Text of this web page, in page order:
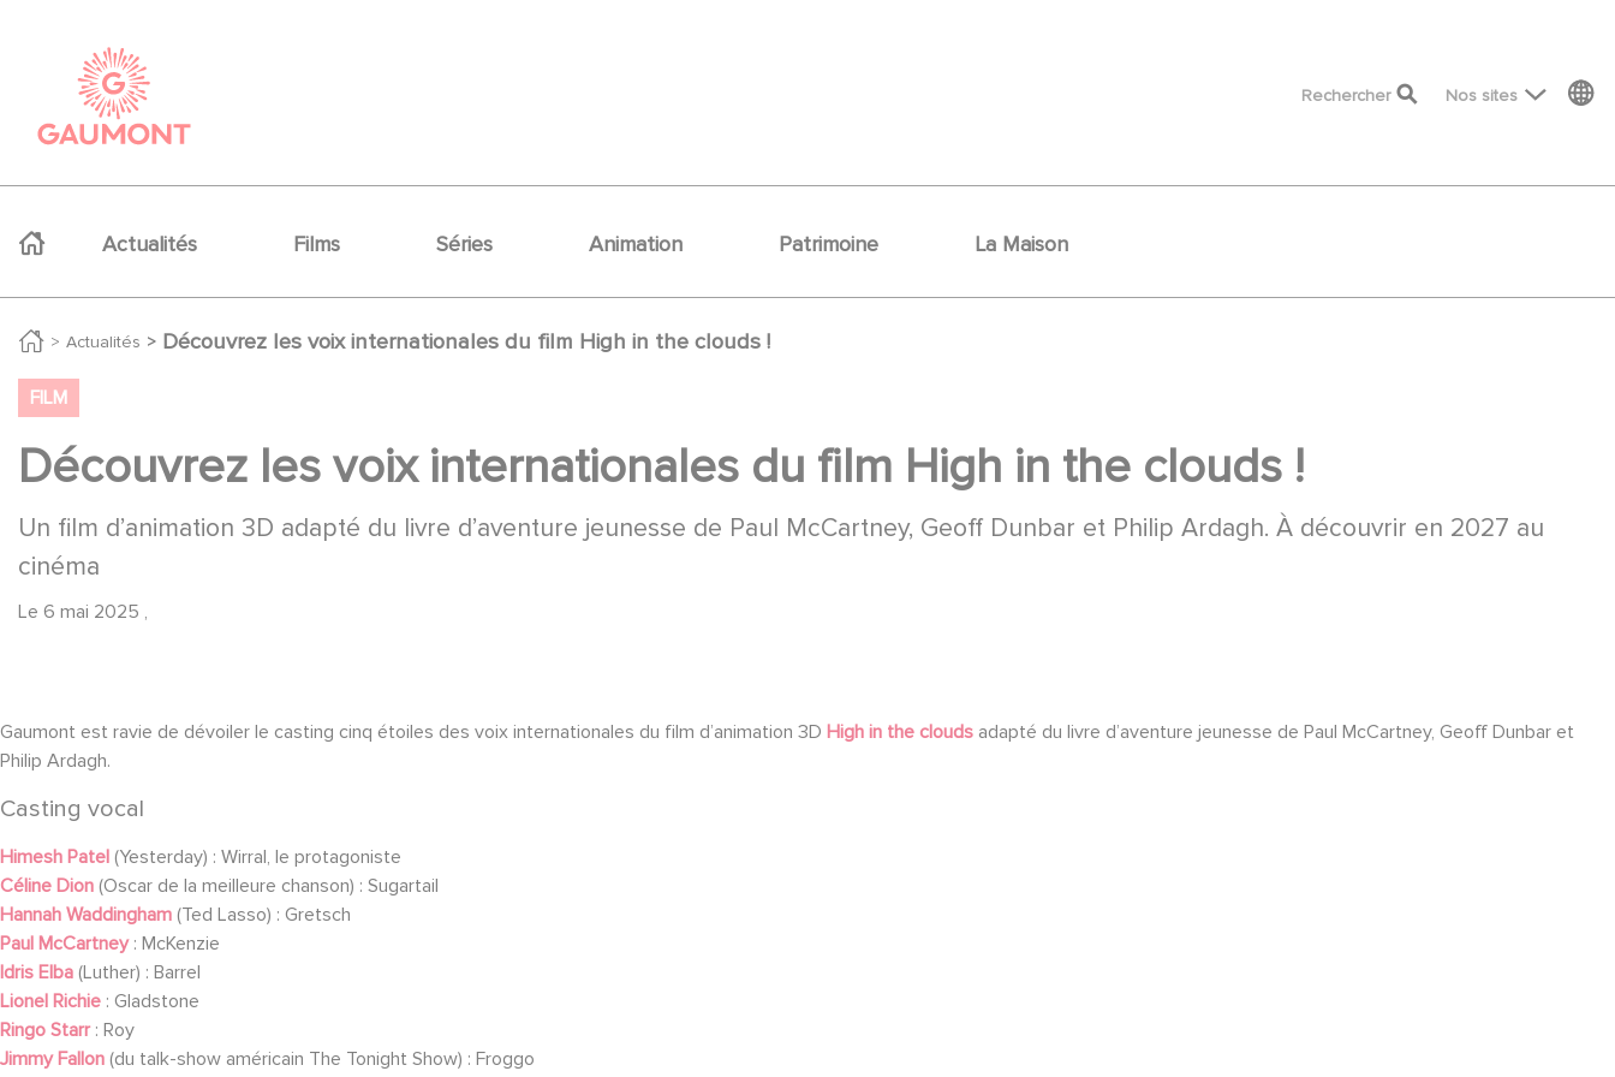
top menu
Rechercher Nos sites
Actualités Films Séries Animation Patrimoine La Maison
Actualités Découvrez les voix internationales du film High in the clouds !
FILM
Découvrez les voix internationales du film High in the clouds !
Un film d’animation 3D adapté du livre d’aventure jeunesse de Paul McCartney, Geoff Dunbar et Philip Ardagh. À découvrir en 2027 au
cinéma
Le 6 mai 2025 ,
Gaumont est ravie de dévoiler le casting cinq étoiles des voix internationales du film d’animation 3D High in the clouds adapté du livre d’aventure jeunesse de Paul McCartney, Geoff Dunbar et
Philip Ardagh.
Casting vocal
Himesh Patel (Yesterday) : Wirral, le protagoniste
Céline Dion (Oscar de la meilleure chanson) : Sugartail
Hannah Waddingham (Ted Lasso) : Gretsch
Paul McCartney: McKenzie
Idris Elba (Luther) : Barrel
Lionel Richie : Gladstone
Ringo Starr: Roy
Jimmy Fallon (du talk-show américain The Tonight Show) : Froggo